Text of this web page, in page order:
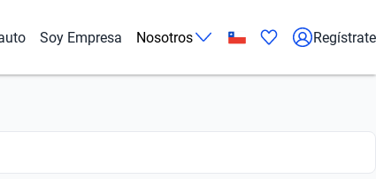
Soy Empresa Nosotros Regístrate